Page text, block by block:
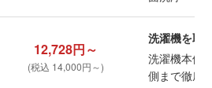
12,728円～
(税込 14,000円～)
洗濯機を取
洗濯機本体
側まで徹底